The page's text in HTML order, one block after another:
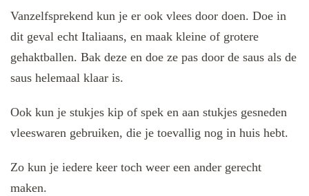
Vanzelfsprekend kun je er ook vlees door doen. Doe in
dit geval echt Italiaans, en maak kleine of grotere
gehaktballen. Bak deze en doe ze pas door de saus als de
saus helemaal klaar is.
Ook kun je stukjes kip of spek en aan stukjes gesneden
vleeswaren gebruiken, die je toevallig nog in huis hebt.
Zo kun je iedere keer toch weer een ander gerecht
maken.